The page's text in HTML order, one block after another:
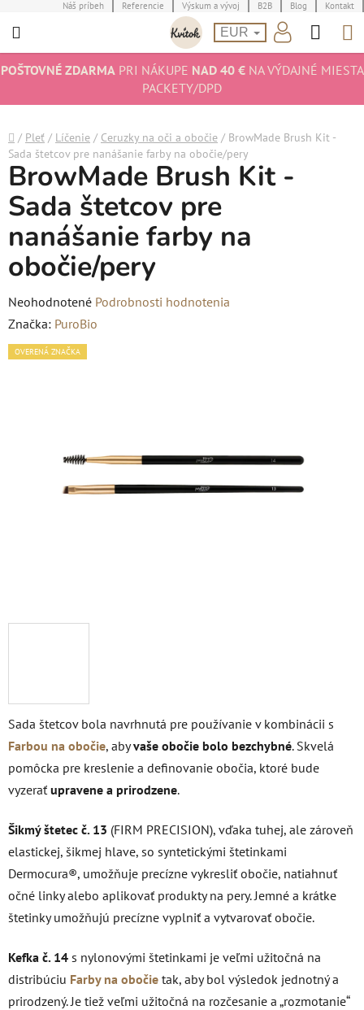
na
Náš príbeh Referencie Výskum a vývoj B2B Blog Kontakt
EUR
POŠTOVNÉ ZDARMAPRI NÁKUPE NAD 40 €NA VÝDAJNÉ MIESTA
PACKETY/DPD
Domov
/ Pleť / Líčenie / Ceruzky na oči a obočie / BrowMade Brush Kit -
Sada štetcov pre nanášanie farby na obočie/pery
Sada štetcov bola navrhnutá pre používanie v kombinácii s
Farbou na obočie, abyvaše obočie bolo bezchybné. Skvelá
pomôcka pre kreslenie a definovanie obočia, ktoré bude
vyzeraťupravene a prirodzene.
Šikmý štetec č. 13 (FIRM PRECISION), vďaka tuhej, ale zároveň
elastickej, šikmej hlave, so syntetickými štetinkami
Dermocura®, umožňuje precízne vykresliť obočie, natiahnuť
očné linky alebo aplikovať produkty na pery. Jemné a krátke
štetinky umožňujú precízne vyplniť a vytvarovať obočie.
Kefka č. 14 s nylonovými štetinkami je veľmi užitočná na
distribúciu Farby na obočie tak, aby bol výsledok jednotný a
prirodzený. Je tiež veľmi užitočná na rozčesanie a „rozmotanie“
BrowMade Brush Kit -
Sada štetcov pre
nanášanie farby na
obočie/pery
Priemerné
hodnotenie
produktu
hviezdičiek.
Neohodnotené Podrobnosti hodnotenia
Značka: PuroBio
OVERENÁ ZNAČKA